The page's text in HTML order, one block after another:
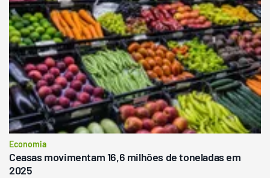
Economia
Ceasas movimentam 16,6 milhões de toneladas em
2025